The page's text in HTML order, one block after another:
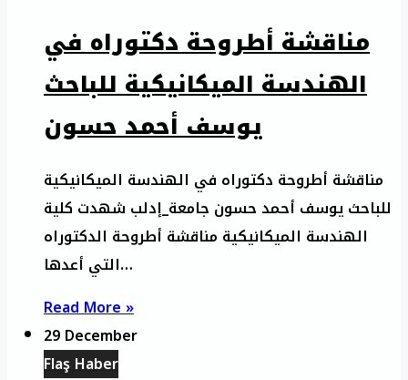
مناقشة أطروحة دكتوراه في
الهندسة الميكانيكية للباحث
يوسف أحمد حسون
مناقشة أطروحة دكتوراه في الهندسة الميكانيكية
للباحث يوسف أحمد حسون جامعة_إدلب شهدت كلية
الهندسة الميكانيكية مناقشة أطروحة الدكتوراه
التي أعدها…
Read More »
29 December
Flaş Haber